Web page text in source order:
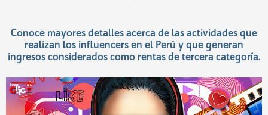
Conoce mayores detalles acerca de las actividades que
realizan los influencers en el Perú y que generan
ingresos considerados como rentas de tercera categoría.